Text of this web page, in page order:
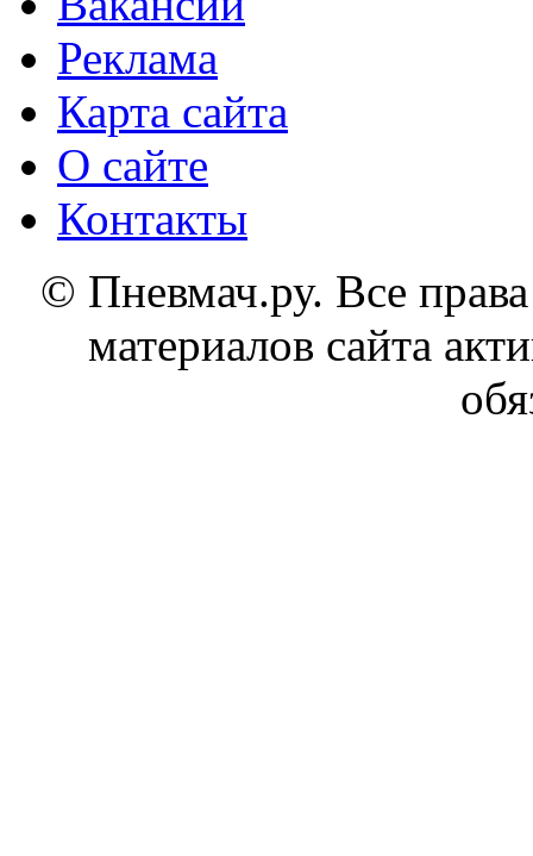
Реклама
Карта сайта
О сайте
Контакты
© Пневмач.ру. Все
материалов сайта